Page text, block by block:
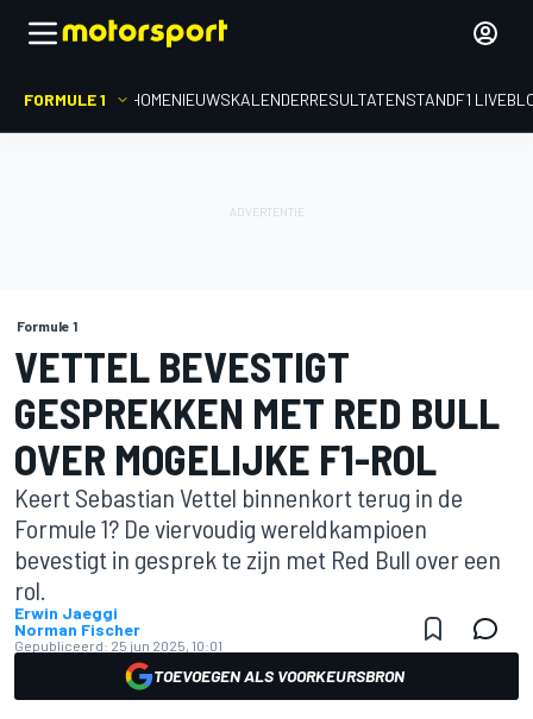
FORMULE 1 HOMENIEUWSKALENDERRESULTATENSTANDF1
Formule 1
VETTEL BEVESTIGT
GESPREKKEN MET RED BULL
OVER MOGELIJKE F1-ROL
Keert Sebastian Vettel binnenkort terug in de
Formule 1? De viervoudig wereldkampioen
bevestigt in gesprek te zijn met Red Bull over een
rol.
Erwin Jaeggi
Norman Fischer
Gepubliceerd: 25 jun 2025, 10:01
TOEVOEGEN ALS VOORKEURSBRON